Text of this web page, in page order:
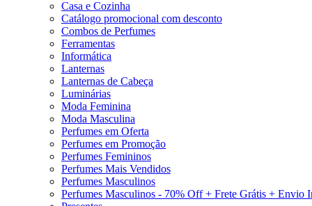
Casa e Cozinha
Catálogo promocional com desconto
Combos de Perfumes
Ferramentas
Informática
Lanternas
Lanternas de Cabeça
Luminárias
Moda Feminina
Moda Masculina
Perfumes em Oferta
Perfumes em Promoção
Perfumes Femininos
Perfumes Mais Vendidos
Perfumes Masculinos
Perfumes Masculinos - 70% Off + Frete Grátis + Envio